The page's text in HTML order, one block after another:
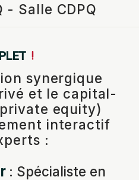
- Salle CDPQ
synergique
et le capital-
equity)
interactif
:
: Spécialiste en